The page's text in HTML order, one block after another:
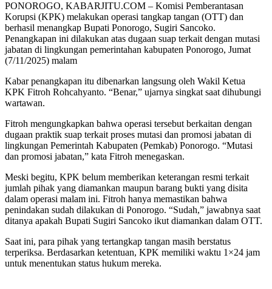
PONOROGO, KABARJITU.COM – Komisi Pemberantasan
Korupsi (KPK) melakukan operasi tangkap tangan (OTT) dan
berhasil menangkap Bupati Ponorogo, Sugiri Sancoko.
Penangkapan ini dilakukan atas dugaan suap terkait dengan mutasi
jabatan di lingkungan pemerintahan kabupaten Ponorogo, Jumat
(7/11/2025) malam
Kabar penangkapan itu dibenarkan langsung oleh Wakil Ketua
KPK Fitroh Rohcahyanto. “Benar,” ujarnya singkat saat dihubungi
wartawan.
Fitroh mengungkapkan bahwa operasi tersebut berkaitan dengan
dugaan praktik suap terkait proses mutasi dan promosi jabatan di
lingkungan Pemerintah Kabupaten (Pemkab) Ponorogo. “Mutasi
dan promosi jabatan,” kata Fitroh menegaskan.
Meski begitu, KPK belum memberikan keterangan resmi terkait
jumlah pihak yang diamankan maupun barang bukti yang disita
dalam operasi malam ini. Fitroh hanya memastikan bahwa
penindakan sudah dilakukan di Ponorogo. “Sudah,” jawabnya saat
ditanya apakah Bupati Sugiri Sancoko ikut diamankan dalam OTT.
Saat ini, para pihak yang tertangkap tangan masih berstatus
terperiksa. Berdasarkan ketentuan, KPK memiliki waktu 1×24 jam
untuk menentukan status hukum mereka.